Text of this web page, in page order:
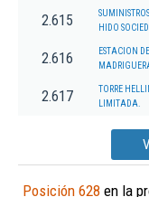
2.615
HIDO
2.616
ESTACION
2.617
TORRE
LIMITADA.
Posición 628 en la